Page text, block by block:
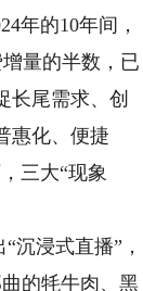
年的10年间，
量的半数，已
长尾需求、创
惠化、便捷
三大“现象
浸式直播”，
的牦牛肉、黑